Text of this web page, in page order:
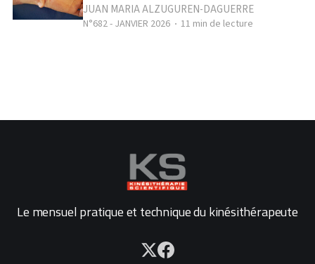
JUAN MARIA ALZUGUREN-DAGUERRE
N°682 - JANVIER 2026 11 min de lecture
Le mensuel pratique et technique du kinésithérapeute